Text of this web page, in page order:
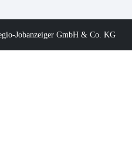
Jobanzeiger GmbH & Co. KG